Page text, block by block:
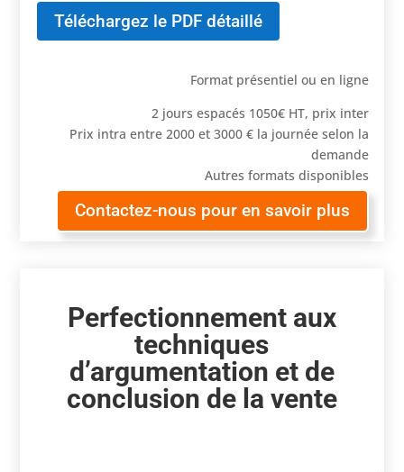
Téléchargez le PDF détaillé
Format présentiel ou en ligne
2 jours espacés 1050€ HT, prix inter
Prix intra entre 2000 et 3000 € la journée selon la
demande
Autres formats disponibles
Contactez-nous pour en savoir plus
Perfectionnement aux
techniques
d’argumentation et de
conclusion de la vente